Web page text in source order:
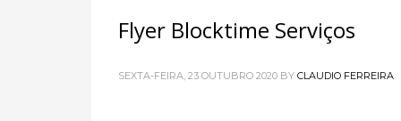
Flyer Blocktime Serviços
SEXTA-FEIRA, 23 OUTUBRO 2020 BY CLAUDIO FERREIRA